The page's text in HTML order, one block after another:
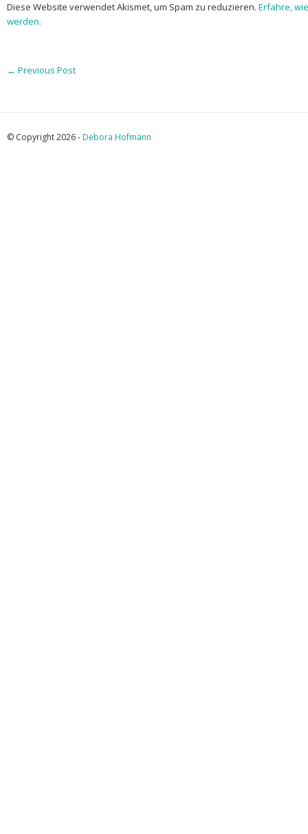
Diese Website verwendet Akismet, um Spam zu reduzieren. Erfahre,
werden.
← Previous Post
© Copyright 2026 -Debora Hofmann